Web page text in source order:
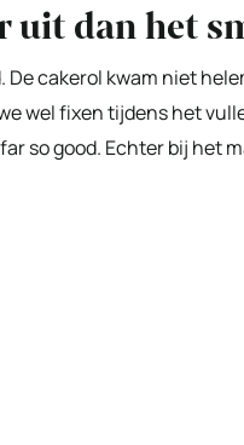
uit dan het
cakerol kwam niet
wel fixen tijdens het
so good. Echter bij het